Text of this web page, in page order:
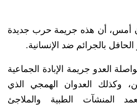
أمس، أن هذه جريمة حرب جديدة
بالجرائم ضد الإنسانية.
العدو جريمة الإبادة الجماعية
وكذلك العدوان الهمجي الذي
المنشآت الطبية والملاجئ